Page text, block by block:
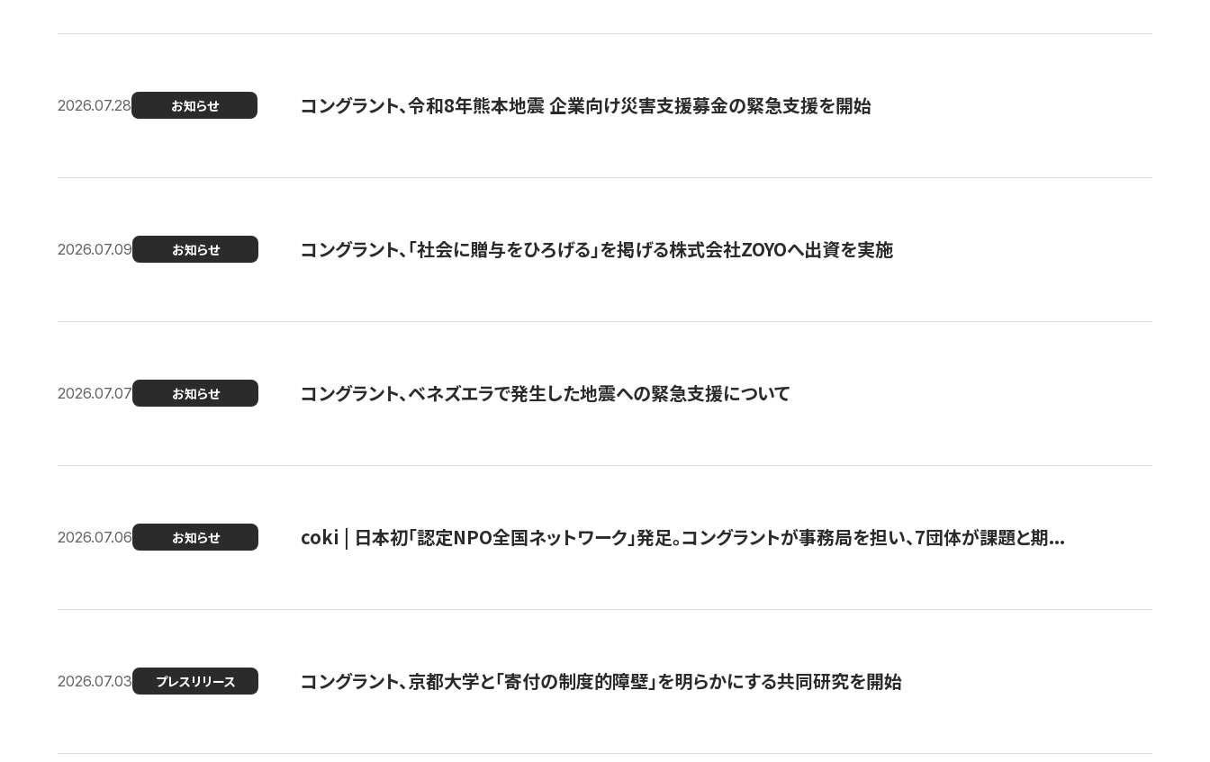
2026.07.28 お知らせ コングラント、令和8年熊本地震 企業向け災害支援募金の緊急支援を開始
2026.07.09 お知らせ コングラント、「社会に贈与をひろげる」を掲げる株式会社ZOYOへ出資を実施
2026.07.07 お知らせ コングラント、ベネズエラで発生した地震への緊急支援について
2026.07.06 お知らせ coki | 日本初「認定NPO全国ネットワーク」発足。コングラントが事務局を担い、7団体が課題と期...
2026.07.03 プレスリリース コングラント、京都大学と「寄付の制度的障壁」を明らかにする共同研究を開始